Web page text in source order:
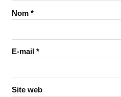
Nom *
E-mail *
Site web